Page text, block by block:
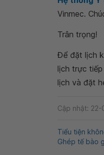
Vinmec.
Trân trọng!
Để đặt lịch
lịch trực tiếp
lịch và đặt
Cập nhật:
Tiểu tiện
Ghép tế bào